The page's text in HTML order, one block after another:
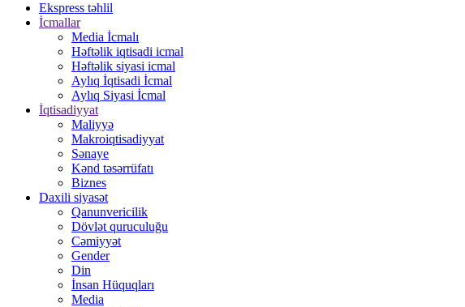
Ekspress təhlil
İcmallar
Media İcmalı
Həftəlik iqtisadi icmal
Həftəlik siyasi icmal
Aylıq İqtisadi İcmal
Aylıq Siyasi İcmal
İqtisadiyyat
Maliyyə
Makroiqtisadiyyat
Sənaye
Kənd təsərrüfatı
Biznes
Daxili siyasət
Qanunvericilik
Dövlət quruculuğu
Cəmiyyət
Gender
Din
İnsan Hüquqları
Media